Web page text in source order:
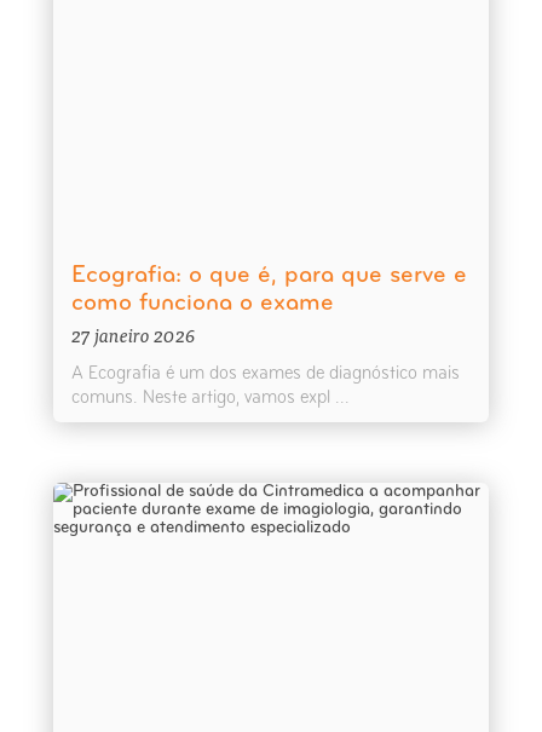
Ecografia: o que é, para que serve e
como funciona o exame
27 janeiro 2026
A Ecografia é um dos exames de diagnóstico mais
comuns. Neste artigo, vamos expl ...